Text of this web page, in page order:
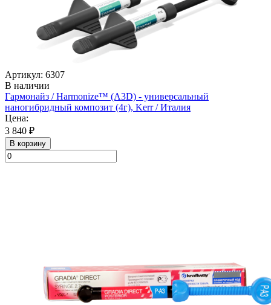
Артикул: 6307
В наличии
Гармонайз / Harmonize™ (А3D) - универсальный
наногибридный композит (4г), Kerr / Италия
Цена:
3 840 ₽
В корзину